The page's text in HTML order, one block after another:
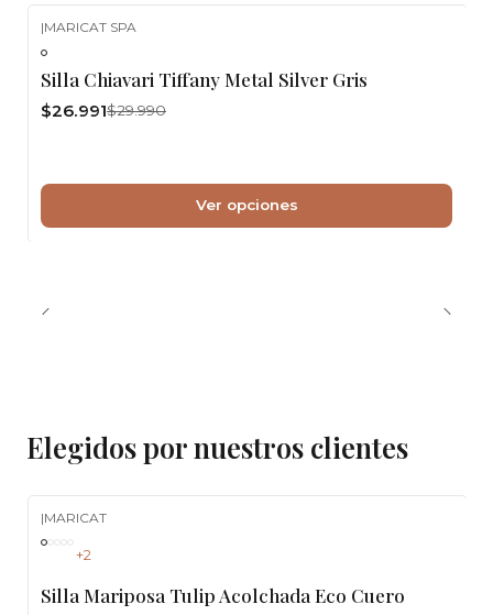
|MARICAT SPA
Silla Chiavari Tiffany Metal Silver Gris
$26.991$29.990
Ver opciones
Elegidos por nuestros clientes
|MARICAT
+2
Silla Mariposa Tulip Acolchada Eco Cuero